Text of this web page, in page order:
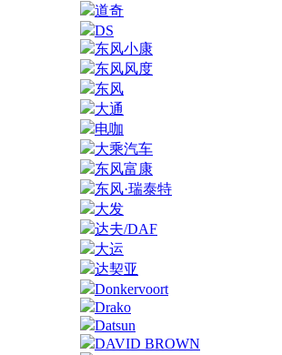
道奇
DS
东风小康
东风风度
东风
大通
电咖
大乘汽车
东风富康
东风·瑞泰特
大发
达夫/DAF
大运
达契亚
Donkervoort
Drako
Datsun
DAVID BROWN